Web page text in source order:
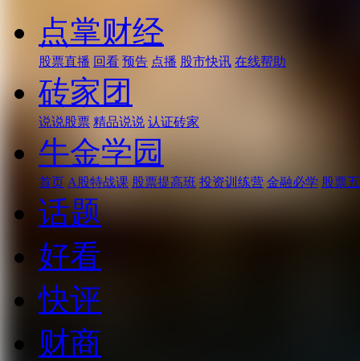
点掌财经
股票直播 回看 预告 点播 股市快讯 在线帮助
砖家团
说说股票 精品说说 认证砖家
牛金学园
首页 A股特战课 股票提高班 投资训练营 金融必学 股票
话题
好看
快评
财商